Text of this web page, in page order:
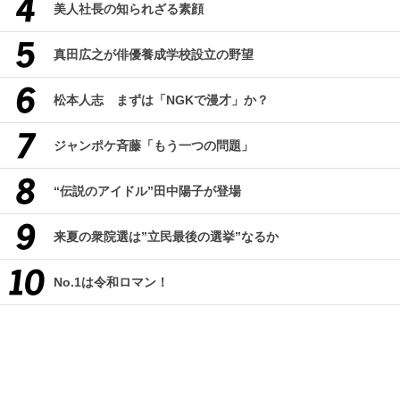
美人社長の知られざる素顔
真田広之が俳優養成学校設立の野望
松本人志 まずは「NGKで漫才」か？
ジャンポケ斉藤「もう一つの問題」
“伝説のアイドル”田中陽子が登場
来夏の衆院選は”立民最後の選挙”なるか
No.1は令和ロマン！